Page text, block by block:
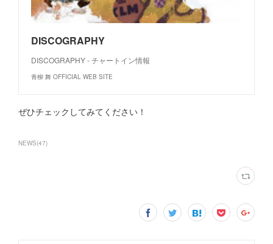
DISCOGRAPHY
DISCOGRAPHY - チャートイン情報
青柳 舞 OFFICIAL WEB SITE
ぜひチェックしてみてください！
NEWS(47)